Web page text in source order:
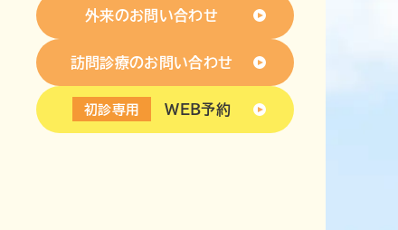
外来のお問い合わせ
訪問診療のお問い合わせ
初診専用 WEB予約